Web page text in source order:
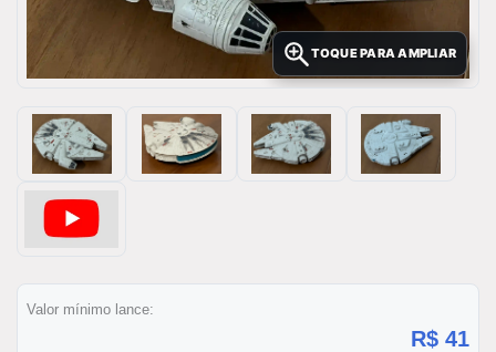
TOQUE PARA AMPLIAR
Valor mínimo lance:
R$ 41